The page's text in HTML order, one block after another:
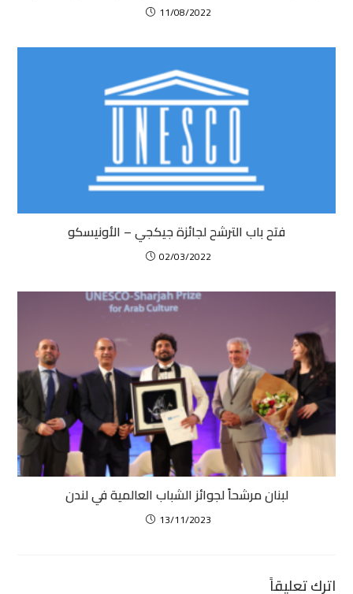
11/08/2022
فتح باب الترشح لجائزة جيكجي – الأونيسكو
02/03/2022
لبنان مرشحاً لجوائز الشباب العالمية في لندن
13/11/2023
اترك تعليقاً